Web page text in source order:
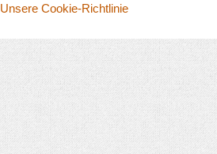
Unsere Cookie-Richtlinie